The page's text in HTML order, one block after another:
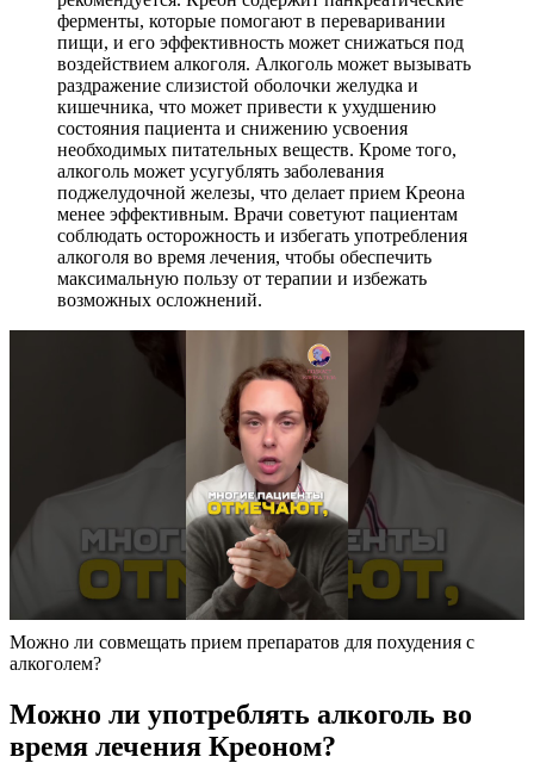
ферменты, которые помогают в переваривании
пищи, и его эффективность может снижаться под
воздействием алкоголя. Алкоголь может вызывать
раздражение слизистой оболочки желудка и
кишечника, что может привести к ухудшению
состояния пациента и снижению усвоения
необходимых питательных веществ. Кроме того,
алкоголь может усугублять заболевания
поджелудочной железы, что делает прием Креона
менее эффективным. Врачи советуют пациентам
соблюдать осторожность и избегать употребления
алкоголя во время лечения, чтобы обеспечить
максимальную пользу от терапии и избежать
возможных осложнений.
Можно ли совмещать прием препаратов для похудения с
алкоголем?
Можно ли употреблять алкоголь во
время лечения Креоном?